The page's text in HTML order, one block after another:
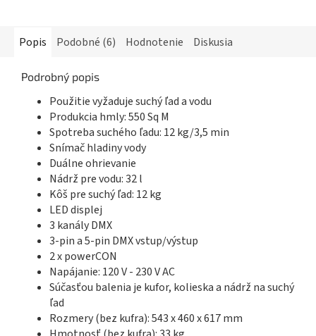
Popis Podobné (6) Hodnotenie Diskusia
Podrobný popis
Použitie vyžaduje suchý ľad a vodu
Produkcia hmly:550 Sq M
Spotreba suchého ľadu: 12 kg/3,5 min
Snímač hladiny vody
Duálne ohrievanie
Nádrž pre vodu: 32 l
Kôš pre suchý ľad: 12 kg
LED displej
3 kanály DMX
3-pin a 5-pin DMX vstup/výstup
2 xpowerCON
Napájanie: 120 V - 230 V AC
Súčasťou balenia je kufor, kolieska a nádrž na suchý
ľad
Rozmery (bez kufra): 543 x 460 x 617 mm